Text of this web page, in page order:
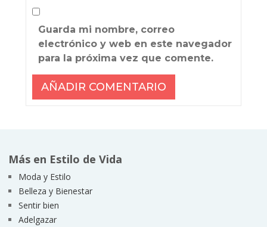
Guarda mi nombre, correo
electrónico y web en este navegador
para la próxima vez que comente.
Más en Estilo de Vida
Moda y Estilo
Belleza y Bienestar
Sentir bien
Adelgazar